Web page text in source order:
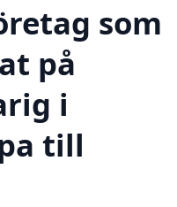
som
på
i
till